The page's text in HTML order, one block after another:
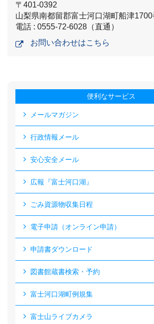
〒401-0392
山梨県南都留郡富士河口湖町船津
電話 : 0555-72-6028（直通）
お問い合わせはこちら
便利なサービス
メールマガジン
行政情報メール
安心安全メール
広報『富士河口湖』
ごみ資源物収集日程
電子申請（オンライン申請）
申請書ダウンロード
図書館蔵書検索・予約
富士河口湖町例規集
富士山ライブカメラ